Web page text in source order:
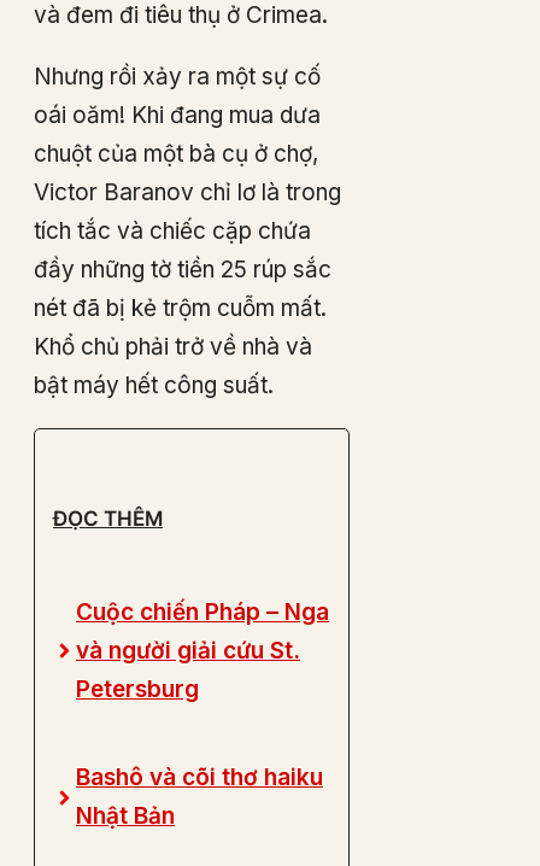
và đem đi tiêu thụ ở Crimea.
Nhưng rồi xảy ra một sự cố
oái oăm! Khi đang mua dưa
chuột của một bà cụ ở chợ,
Victor Baranov chỉ lơ là trong
tích tắc và chiếc cặp chứa
đầy những tờ tiền 25 rúp sắc
nét đã bị kẻ trộm cuỗm mất.
Khổ chủ phải trở về nhà và
bật máy hết công suất.
ĐỌC THÊM
Cuộc chiến Pháp – Nga
và người giải cứu St.
Petersburg
Bashô và cõi thơ haiku
Nhật Bản